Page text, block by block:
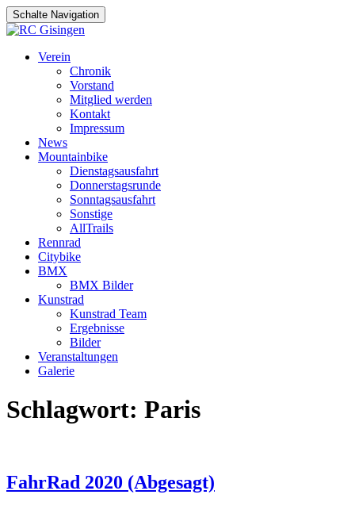
Schalte Navigation
Zum
Verein
Chronik
Vorstand
Mitglied werden
Kontakt
Impressum
News
Mountainbike
Dienstagsausfahrt
Donnerstagsrunde
Sonntagsausfahrt
Sonstige
AllTrails
Rennrad
Citybike
BMX
BMX Bilder
Kunstrad
Kunstrad Team
Ergebnisse
Bilder
Veranstaltungen
Galerie
Schlagwort: Paris
FahrRad 2020 (Abgesagt)